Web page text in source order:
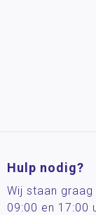
Hulp nodig?
Wij staan
09:00 en 17:00